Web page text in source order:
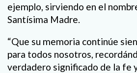
ejemplo, sirviendo en el
Santísima Madre.
“Que su memoria continúe
para todos nosotros,
verdadero significado de la fe